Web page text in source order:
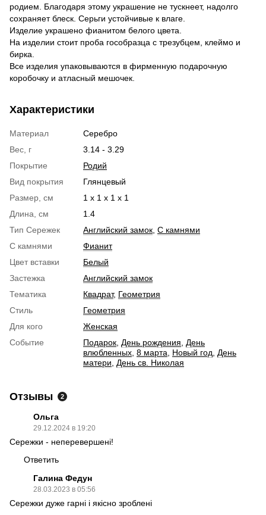
родием. Благодаря этому украшение не тускнеет, надолго
сохраняет блеск. Серьги устойчивые к влаге.
Изделие украшено фианитом белого цвета.
На изделии стоит проба гособразца с трезубцем, клеймо и
бирка.
Все изделия упаковываются в фирменную подарочную
коробочку и атласный мешочек.
Характеристики
Материал
Серебро
Вес, г
3.14 - 3.29
Покрытие
Родий
Вид покрытия
Глянцевый
Размер, см
1 х 1 х 1 х 1
Длина, см
1.4
Тип Сережек
Английский замок С камнями
С камнями
Фианит
Цвет вставки
Белый
Застежка
Английский замок
Тематика
Квадрат, Геометрия
Стиль
Геометрия
Для кого
Женская
Событие
Подарок День рождения
День
влюбленных 8 марта Новый год
День
матери
День св. Николая
Отзывы 2
Ольга
29.12.2024 в 19:20
Сережки - неперевершені!
Ответить
Галина Федун
28.03.2023 в 05:56
Сережки дуже гарні і якісно зроблені